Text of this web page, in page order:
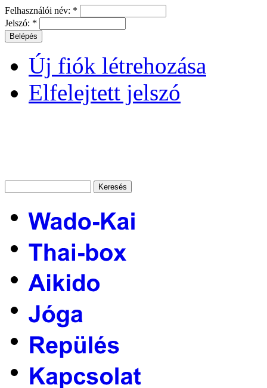
Felhasználói név: *
Jelszó: *
Új fiók létrehozása
Elfelejtett jelszó